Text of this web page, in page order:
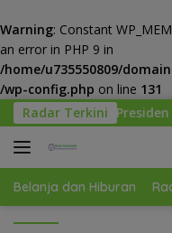
Warning: Constant
an error in PHP 9 in
/home/u735550809/
/wp-config.php on line 131
Langsung
ke
konten
Radar Terkini
Prabowo Minta
Belanja dan Hiburan